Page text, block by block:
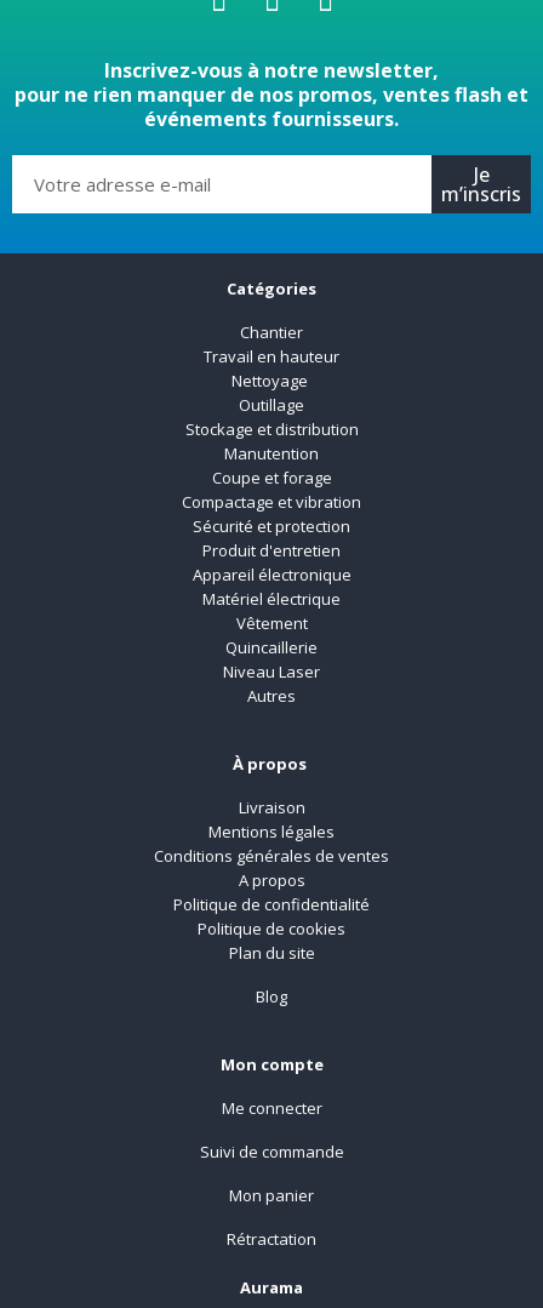
Inscrivez-vous à notre newsletter,
pour ne rien manquer de nos promos, ventes flash et
événements fournisseurs.
Je
m’inscris
Catégories
Chantier
Travail en hauteur
Nettoyage
Outillage
Stockage et distribution
Manutention
Coupe et forage
Compactage et vibration
Sécurité et protection
Produit d'entretien
Appareil électronique
Matériel électrique
Vêtement
Quincaillerie
Niveau Laser
Autres
À propos
Livraison
Mentions légales
Conditions générales de ventes
A propos
Politique de confidentialité
Politique de cookies
Plan du site
Blog
Mon compte
Me connecter
Suivi de commande
Mon panier
Rétractation
Aurama